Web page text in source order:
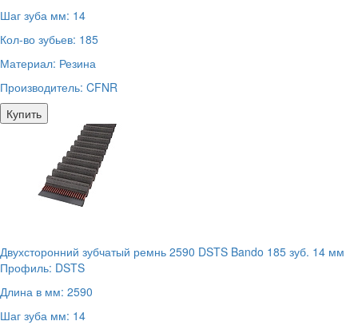
Шаг зуба мм: 14
Кол-во зубьев: 185
Материал: Резина
Производитель: CFNR
Купить
Двухсторонний зубчатый ремнь 2590 DSTS Bando 185 зуб. 14 мм
Профиль: DSTS
Длина в мм: 2590
Шаг зуба мм: 14